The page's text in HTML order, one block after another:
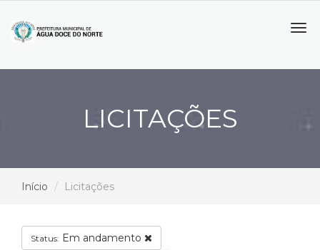
LICITAÇÕES
Início Licitações
Status: Em andamento